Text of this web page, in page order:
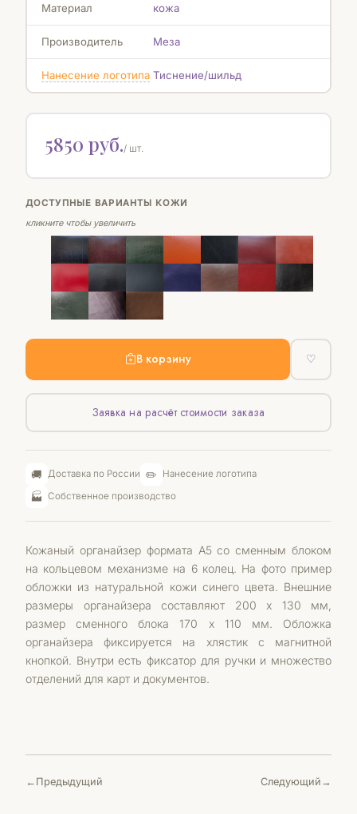
Материал кожа
Производитель Меза
Нанесение логотипа Тиснение/шильд
5850 руб./ шт.
ДОСТУПНЫЕ ВАРИАНТЫ КОЖИ
кликните чтобы увеличить
В корзину ♡
Заявка на расчёт стоимости заказа
🚚 Доставка по России ✏️ Нанесение логотипа
🏭 Собственное производство
Кожаный органайзер формата А5 со сменным блоком
на кольцевом механизме на 6 колец. На фото пример
обложки из натуральной кожи синего цвета. Внешние
размеры органайзера составляют 200 х 130 мм,
размер сменного блока 170 х 110 мм. Обложка
органайзера фиксируется на хлястик с магнитной
кнопкой. Внутри есть фиксатор для ручки и множество
отделений для карт и документов.
Предыдущий Следующий